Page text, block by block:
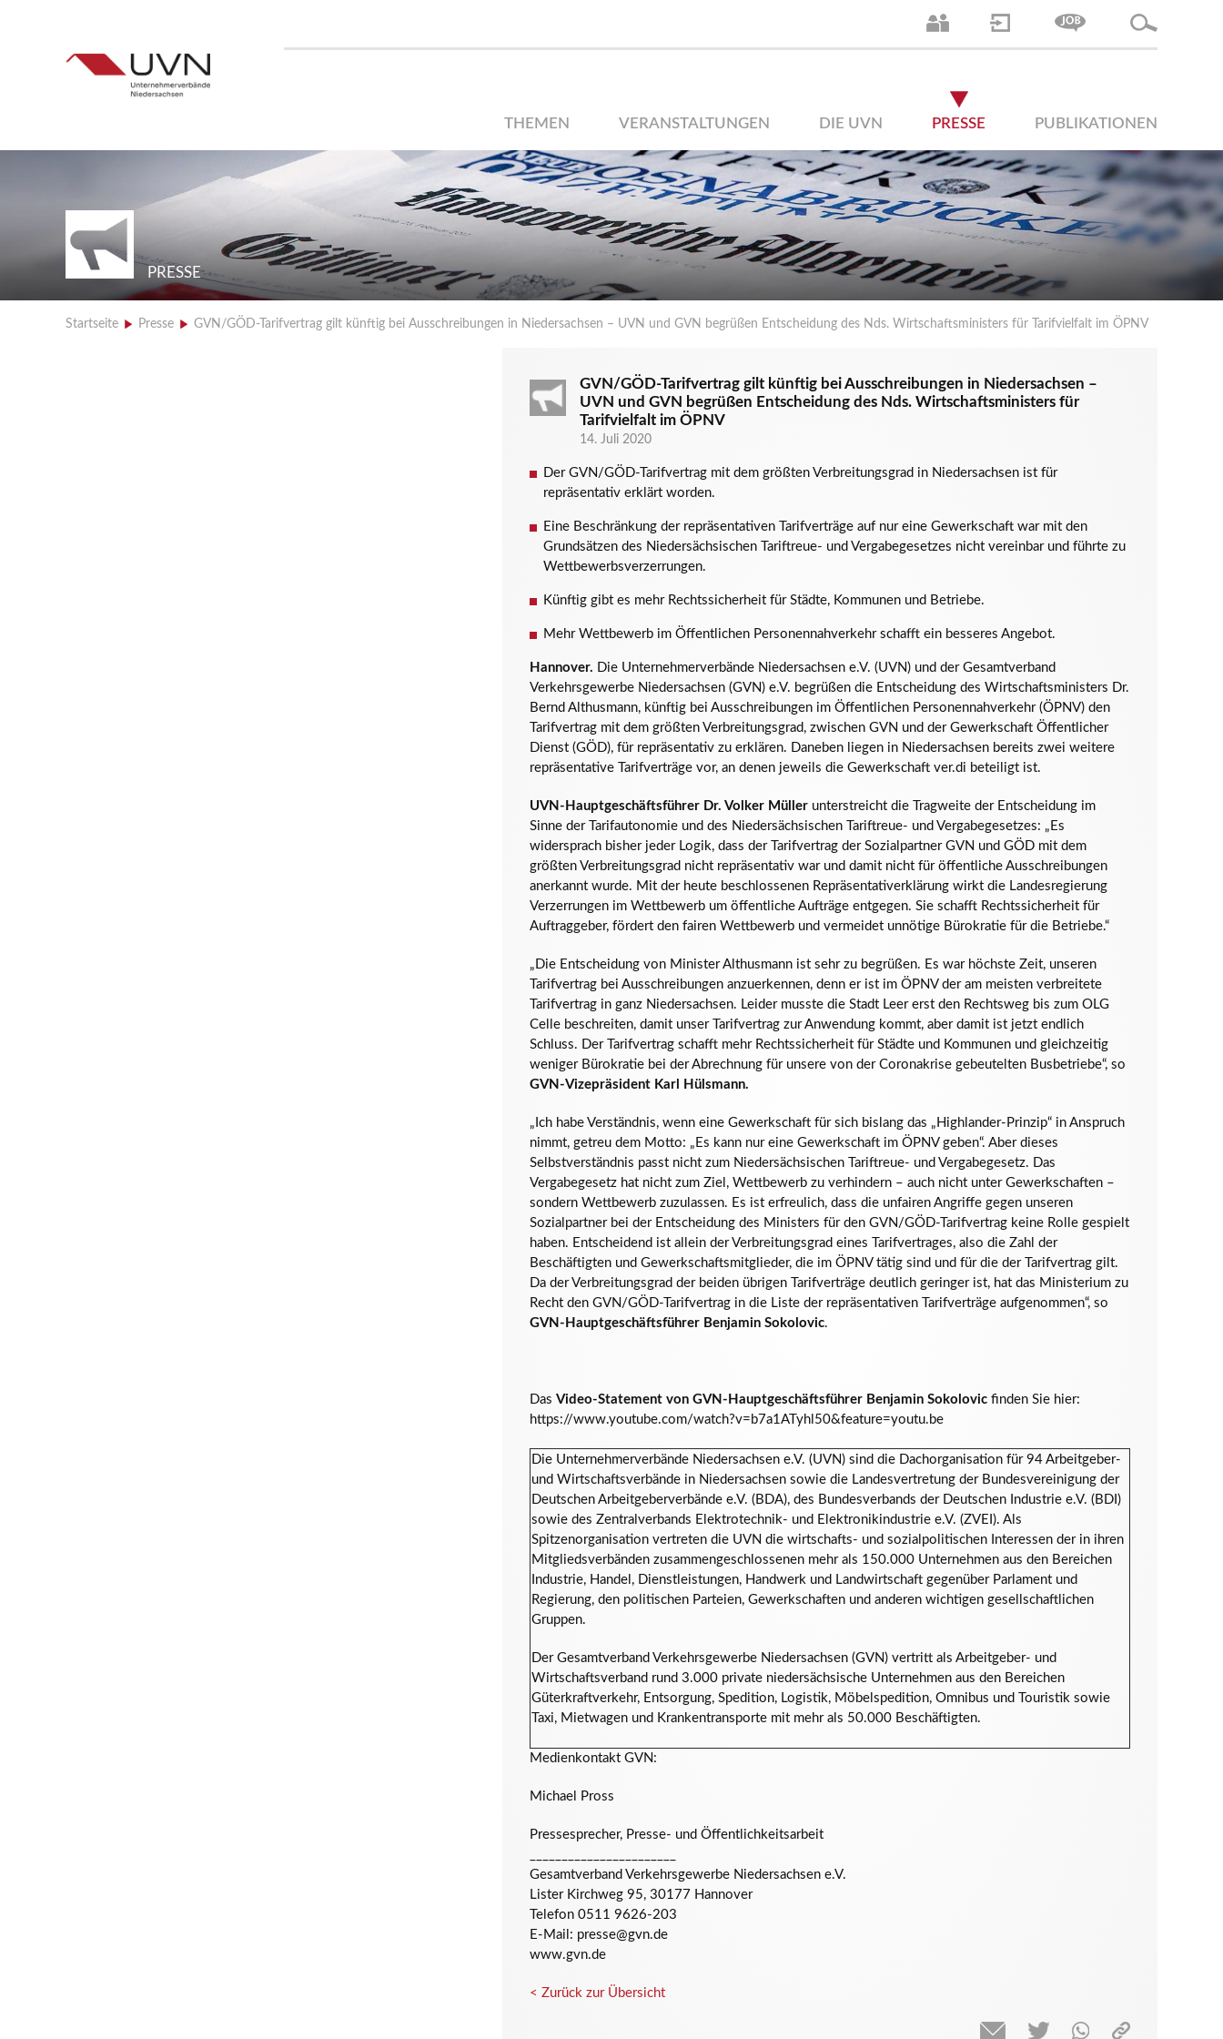
THEMEN VERANSTALTUNGEN DIE UVN PRESSE PUBLIKATIONEN
PRESSE
Startseite > Presse > GVN/GÖD-Tarifvertrag gilt künftig bei Ausschreibungen in Niedersachsen – UVN und GVN begrüßen Entscheidung des Nds. Wirtschaftsministers für Tarifvielfalt im ÖPNV
GVN/GÖD-Tarifvertrag gilt künftig bei Ausschreibungen in Niedersachsen –
UVN und GVN begrüßen Entscheidung des Nds. Wirtschaftsministers für
Tarifvielfalt im ÖPNV
14. Juli 2020
Der GVN/GÖD-Tarifvertrag mit dem größten Verbreitungsgrad in Niedersachsen ist für
repräsentativ erklärt worden.
Eine Beschränkung der repräsentativen Tarifverträge auf nur eine Gewerkschaft war mit den
Grundsätzen des Niedersächsischen Tariftreue- und Vergabegesetzes nicht vereinbar und führte zu
Wettbewerbsverzerrungen.
Künftig gibt es mehr Rechtssicherheit für Städte, Kommunen und Betriebe.
Mehr Wettbewerb im Öffentlichen Personennahverkehr schafft ein besseres Angebot.
Hannover. Die Unternehmerverbände Niedersachsen e.V. (UVN) und der Gesamtverband
Verkehrsgewerbe Niedersachsen (GVN) e.V. begrüßen die Entscheidung des Wirtschaftsministers Dr.
Bernd Althusmann, künftig bei Ausschreibungen im Öffentlichen Personennahverkehr (ÖPNV) den
Tarifvertrag mit dem größten Verbreitungsgrad, zwischen GVN und der Gewerkschaft Öffentlicher
Dienst (GÖD), für repräsentativ zu erklären. Daneben liegen in Niedersachsen bereits zwei weitere
repräsentative Tarifverträge vor, an denen jeweils die Gewerkschaft ver.di beteiligt ist.
UVN-Hauptgeschäftsführer Dr. Volker Müller unterstreicht die Tragweite der Entscheidung im
Sinne der Tarifautonomie und des Niedersächsischen Tariftreue- und Vergabegesetzes: „Es
widersprach bisher jeder Logik, dass der Tarifvertrag der Sozialpartner GVN und GÖD mit dem
größten Verbreitungsgrad nicht repräsentativ war und damit nicht für öffentliche Ausschreibungen
anerkannt wurde. Mit der heute beschlossenen Repräsentativerklärung wirkt die Landesregierung
Verzerrungen im Wettbewerb um öffentliche Aufträge entgegen. Sie schafft Rechtssicherheit für
Auftraggeber, fördert den fairen Wettbewerb und vermeidet unnötige Bürokratie für die Betriebe.“
„Die Entscheidung von Minister Althusmann ist sehr zu begrüßen. Es war höchste Zeit, unseren
Tarifvertrag bei Ausschreibungen anzuerkennen, denn er ist im ÖPNV der am meisten verbreitete
Tarifvertrag in ganz Niedersachsen. Leider musste die Stadt Leer erst den Rechtsweg bis zum OLG
Celle beschreiten, damit unser Tarifvertrag zur Anwendung kommt, aber damit ist jetzt endlich
Schluss. Der Tarifvertrag schafft mehr Rechtssicherheit für Städte und Kommunen und gleichzeitig
weniger Bürokratie bei der Abrechnung für unsere von der Coronakrise gebeutelten Busbetriebe“, so
GVN-Vizepräsident Karl Hülsmann.
„Ich habe Verständnis, wenn eine Gewerkschaft für sich bislang das „Highlander-Prinzip“ in Anspruch
nimmt, getreu dem Motto: „Es kann nur eine Gewerkschaft im ÖPNV geben“. Aber dieses
Selbstverständnis passt nicht zum Niedersächsischen Tariftreue- und Vergabegesetz. Das
Vergabegesetz hat nicht zum Ziel, Wettbewerb zu verhindern – auch nicht unter Gewerkschaften –
sondern Wettbewerb zuzulassen. Es ist erfreulich, dass die unfairen Angriffe gegen unseren
Sozialpartner bei der Entscheidung des Ministers für den GVN/GÖD-Tarifvertrag keine Rolle gespielt
haben. Entscheidend ist allein der Verbreitungsgrad eines Tarifvertrages, also die Zahl der
Beschäftigten und Gewerkschaftsmitglieder, die im ÖPNV tätig sind und für die der Tarifvertrag gilt.
Da der Verbreitungsgrad der beiden übrigen Tarifverträge deutlich geringer ist, hat das Ministerium zu
Recht den GVN/GÖD-Tarifvertrag in die Liste der repräsentativen Tarifverträge aufgenommen“, so
GVN-Hauptgeschäftsführer Benjamin Sokolovic.
Das Video-Statement von GVN-Hauptgeschäftsführer Benjamin Sokolovic finden Sie hier:
https://www.youtube.com/watch?v=b7a1ATyhl50&feature=youtu.be
Die Unternehmerverbände Niedersachsen e.V. (UVN) sind die Dachorganisation für 94 Arbeitgeber-
und Wirtschaftsverbände in Niedersachsen sowie die Landesvertretung der Bundesvereinigung der
Deutschen Arbeitgeberverbände e.V. (BDA), des Bundesverbands der Deutschen Industrie e.V. (BDI)
sowie des Zentralverbands Elektrotechnik- und Elektronikindustrie e.V. (ZVEI). Als
Spitzenorganisation vertreten die UVN die wirtschafts- und sozialpolitischen Interessen der in ihren
Mitgliedsverbänden zusammengeschlossenen mehr als 150.000 Unternehmen aus den Bereichen
Industrie, Handel, Dienstleistungen, Handwerk und Landwirtschaft gegenüber Parlament und
Regierung, den politischen Parteien, Gewerkschaften und anderen wichtigen gesellschaftlichen
Gruppen.
Der Gesamtverband Verkehrsgewerbe Niedersachsen (GVN) vertritt als Arbeitgeber- und
Wirtschaftsverband rund 3.000 private niedersächsische Unternehmen aus den Bereichen
Güterkraftverkehr, Entsorgung, Spedition, Logistik, Möbelspedition, Omnibus und Touristik sowie
Taxi, Mietwagen und Krankentransporte mit mehr als 50.000 Beschäftigten.
Medienkontakt GVN:
Michael Pross
Pressesprecher, Presse- und Öffentlichkeitsarbeit
Gesamtverband Verkehrsgewerbe Niedersachsen e.V.
Lister Kirchweg 95, 30177 Hannover
Telefon 0511 9626-203
E-Mail: presse@gvn.de
www.gvn.de
< Zurück zur Übersicht